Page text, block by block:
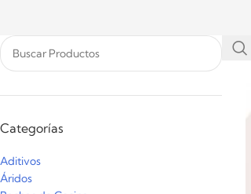
Categorías
Aditivos
Áridos